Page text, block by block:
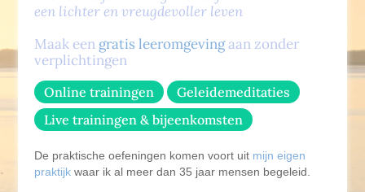
Lichtmeditaties voor lastige en kwetsbare tijden
Contact
Awakening your Light Body
Peace, Living your live Purpose
Radiance Filling in the frequencies
Live afstemavond Light Body
een lichter en vreugdevoller leven
Maak een gratis leeromgevingaan zonder
verplichtingen
Online trainingen
Geleidemeditaties
Live trainingen & bijeenkomsten
De praktische oefeningen komen voort uit mijn eigen
praktijk waar ik al meer dan 35 jaar mensen begeleid.